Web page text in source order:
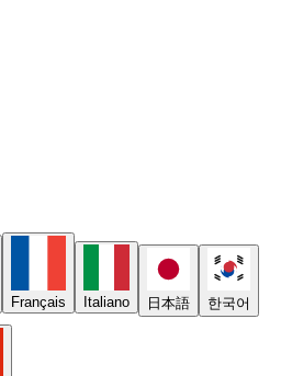
Français Italiano 日本語 한국어